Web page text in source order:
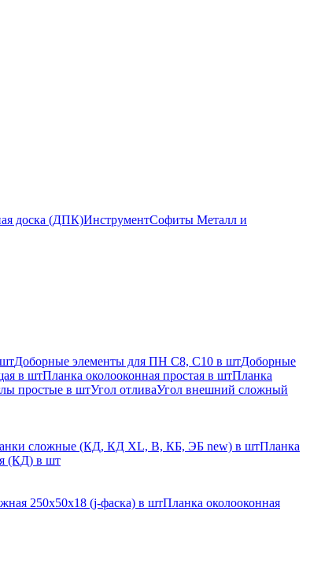
доска (ДПК)ИнструментСофиты Металл и
Доборные элементы для ПН С8, С10 в штДоборные
в штПланка околооконная простая в штПланка
простые в штУгол отливаУгол внешний сложный
сложные (КД, КД XL, В, КБ, ЭБ new) в штПланка
(КД) в шт
250х50х18 (j-фаска) в штПланка околооконная